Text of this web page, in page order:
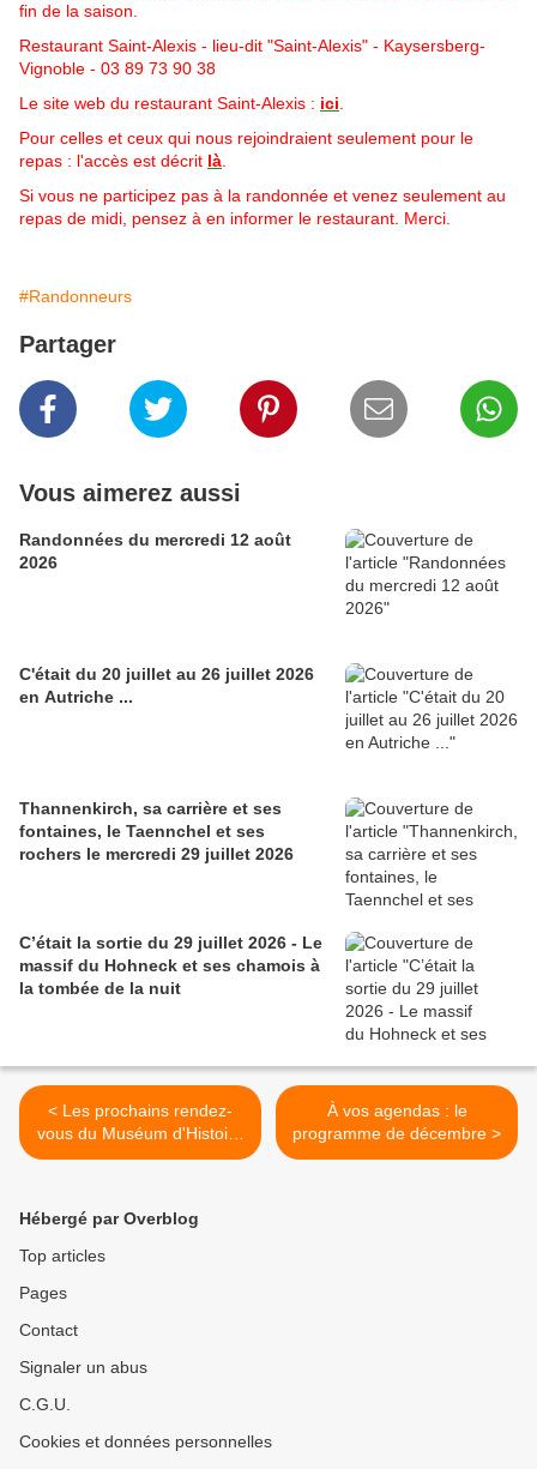
fin de la saison.
Restaurant Saint-Alexis - lieu-dit "Saint-Alexis" - Kaysersberg-
Vignoble - 03 89 73 90 38
Le site web du restaurant Saint-Alexis : ici
Pour celles et ceux qui nous rejoindraient seulement pour le
repas : l'accès est décrit là
Si vous ne participez pas à la randonnée et venez seulement au
repas de midi, pensez à en informer le restaurant. Merci.
#Randonneurs
Partager
Vous aimerez aussi
Randonnées du mercredi 12 août
2026
C'était du 20 juillet au 26 juillet 2026
en Autriche ...
Thannenkirch, sa carrière et ses
fontaines, le Taennchel et ses
rochers le mercredi 29 juillet 2026
C’était la sortie du 29 juillet 2026 - Le
massif du Hohneck et ses chamois à
la tombée de la nuit
< Les prochains rendez-
vous du Muséum d'Histoire
naturelle de Colmar
À vos agendas : le
programme de décembre >
Hébergé par Overblog
Top articles
Pages
Contact
Signaler un abus
C.G.U.
Cookies et données personnelles